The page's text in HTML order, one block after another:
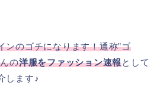
ンのゴチになります！通称”ゴ
の洋服をファッション速報として
します♪